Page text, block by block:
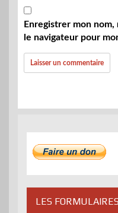
Enregistrer mon
le navigateur pour
LES